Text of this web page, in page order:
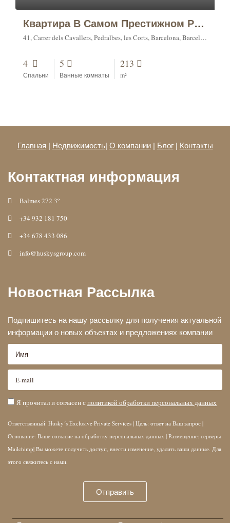
Квартира В Самом Престижном Районе Барселоны – Педральбес
41, Carrer dels Cavallers, Pedralbes, les Corts, Barcelona, Barcelonès, Barcelona, Catalonia, 08034, Spain
4
Спальни
5
Ванные комнаты
213
m²
Главная | Недвижимость| О компании| Блог| Контакты
Контактная информация
Balmes 272 3º
+34 932 181 750
+34 678 433 086
info@huskysgroup.com
Новостная Рассылка
Подпишитесь на нашу рассылку для получения актуальной
информации о новых объектах и предложениях компании
Я прочитал и согласен сполитикой обработки персональных данных
Ответственный: Husky´s Exclusive Private Services | Цель: ответ на Ваш запрос |
Основание: Ваше согласие на обработку персональных данных | Размещение: серверы
Mailchimp| Вы можете получить доступ, внести изменение, удалить ваши данные. Для
этого свяжитесь с нами.
Отправить